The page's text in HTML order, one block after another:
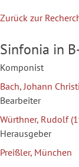
Zurück zur
Sinfonia in
Komponist
Bach, Johann
Bearbeiter
Würthner, Rudolf
Herausgeber
Preißler, München